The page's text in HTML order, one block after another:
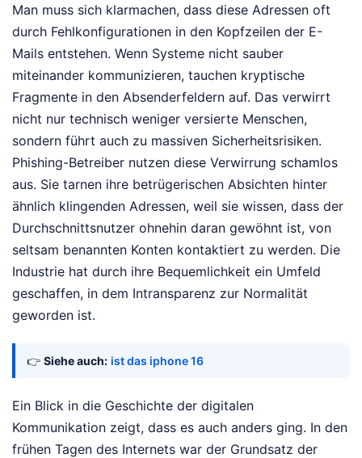
Man muss sich klarmachen, dass diese Adressen oft
durch Fehlkonfigurationen in den Kopfzeilen der E-
Mails entstehen. Wenn Systeme nicht sauber
miteinander kommunizieren, tauchen kryptische
Fragmente in den Absenderfeldern auf. Das verwirrt
nicht nur technisch weniger versierte Menschen,
sondern führt auch zu massiven Sicherheitsrisiken.
Phishing-Betreiber nutzen diese Verwirrung schamlos
aus. Sie tarnen ihre betrügerischen Absichten hinter
ähnlich klingenden Adressen, weil sie wissen, dass der
Durchschnittsnutzer ohnehin daran gewöhnt ist, von
seltsam benannten Konten kontaktiert zu werden. Die
Industrie hat durch ihre Bequemlichkeit ein Umfeld
geschaffen, in dem Intransparenz zur Normalität
geworden ist.
👉 Siehe auch: ist das iphone 16
Ein Blick in die Geschichte der digitalen
Kommunikation zeigt, dass es auch anders ging. In den
frühen Tagen des Internets war der Grundsatz der